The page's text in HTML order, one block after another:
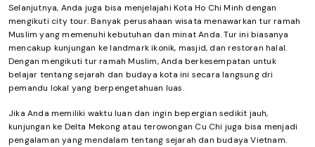
Selanjutnya, Anda juga bisa menjelajahi Kota Ho Chi Minh dengan
mengikuti city tour. Banyak perusahaan wisata menawarkan tur ramah
Muslim yang memenuhi kebutuhan dan minat Anda. Tur ini biasanya
mencakup kunjungan ke landmark ikonik, masjid, dan restoran halal.
Dengan mengikuti tur ramah Muslim, Anda berkesempatan untuk
belajar tentang sejarah dan budaya kota ini secara langsung dri
pemandu lokal yang berpengetahuan luas.
Jika Anda memiliki waktu luan dan ingin bepergian sedikit jauh,
kunjungan ke Delta Mekong atau terowongan Cu Chi juga bisa menjadi
pengalaman yang mendalam tentang sejarah dan budaya Vietnam.